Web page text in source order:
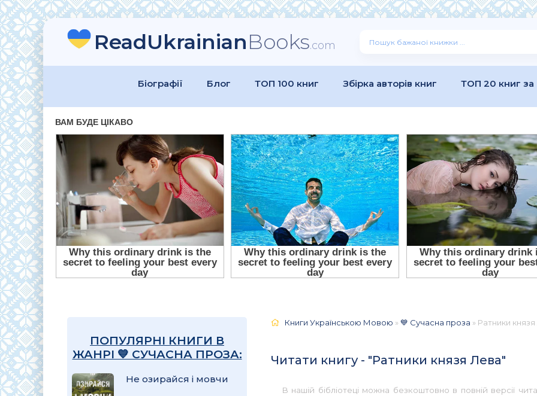
ReadUkrainianBooks.com
Біографії Блог ТОП 100 книг Збірка авторів книг ТОП 20 книг за
ПОПУЛЯРНІ КНИГИ В
ЖАНРІ 💙 СУЧАСНА ПРОЗА:
Не озирайся і мовчи
Книги Українською Мовою »💙 Сучасна проза » Ратники
Читати книгу - "Ратники князя Лева"
В нашій бібліотеці можна безкоштовно в повній версії